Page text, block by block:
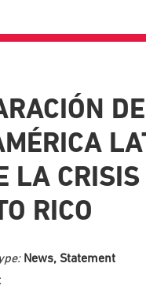
LA CRISIS
RICO
News, Statement